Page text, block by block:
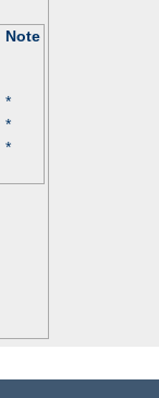
Note
*
*
*